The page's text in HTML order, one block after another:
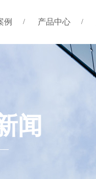
例 产品中心
闻